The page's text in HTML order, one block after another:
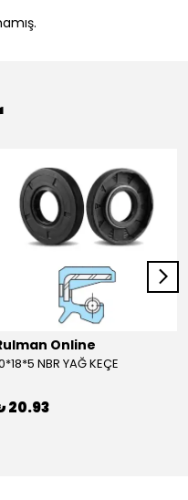
Online
NBR YAĞ KEÇE
20.93